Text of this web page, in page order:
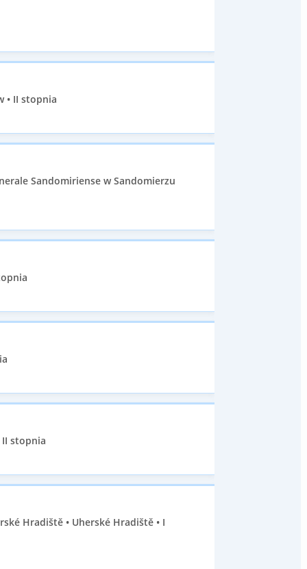
• II stopnia
Sandomiriense w Sandomierzu
stopnia
Hradiště • Uherské Hradiště • I